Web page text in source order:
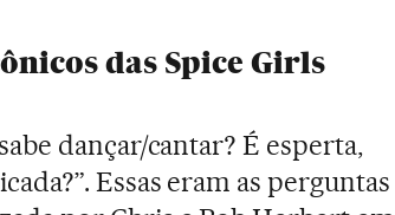
das Spice Girls
dançar/cantar? É esperta,
Essas eram as perguntas